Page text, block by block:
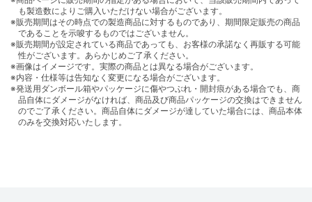
も製造数によりご購入いただけない場合がございます。
※販売期間はその時点での製造商品に対するものであり、期間限定販売の商品
であることを示唆するものではございません。
※販売期間が設定されている商品であっても、お客様の承諾なく再販する可能
性がございます。あらかじめご了承ください。
※画像はイメージです。実際の商品とは異なる場合がございます。
※内容・仕様等は告知なく変更になる場合がございます。
※発送用ダンボール箱やパッケージに傷やつぶれ・開封痕がある場合でも、商
品自体にダメージがなければ、商品及び商品パッケージの交換はできません
のでご了承ください。商品自体にダメージが達していた場合には、商品本体
のみを交換対応いたします。